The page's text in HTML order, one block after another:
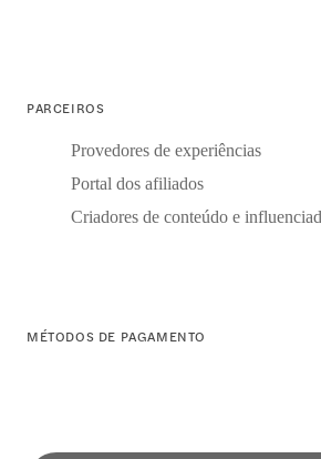
PARCEIROS
Provedores de experiências
Portal dos afiliados
Criadores de conteúdo e
MÉTODOS DE PAGAMENTO